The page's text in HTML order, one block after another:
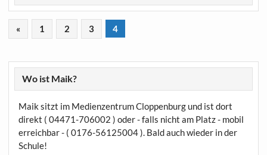
« 1 2 3 4
Wo ist Maik?
Maik sitzt im Medienzentrum Cloppenburg und ist dort
direkt ( 04471-706002 ) oder - falls nicht am Platz - mobil
erreichbar - ( 0176-56125004 ). Bald auch wieder in der
Schule!